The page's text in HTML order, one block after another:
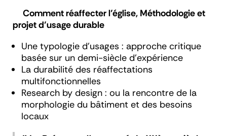
Comment réaffecter l’église, Méthodologie et
projet d’usage durable
Une typologie d’usages : approche critique
basée sur un demi-siècle d’expérience
La durabilité des réaffectations
multifonctionnelles
Research by design : ou la rencontre de la
morphologie du bâtiment et des besoins
locaux